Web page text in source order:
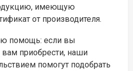
имеющую
от производителя.
помощь: если вы
вам приобрести, наши
помогут подобрать